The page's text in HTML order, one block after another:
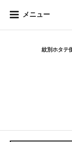
メニュー
紋別ホタテ